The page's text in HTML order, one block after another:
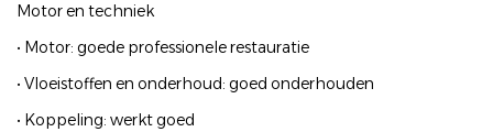
Motor en techniek
• Motor: goede professionele restauratie
• Vloeistoffen en onderhoud: goed onderhouden
• Koppeling: werkt goed